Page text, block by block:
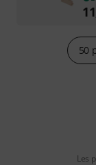
50
Les